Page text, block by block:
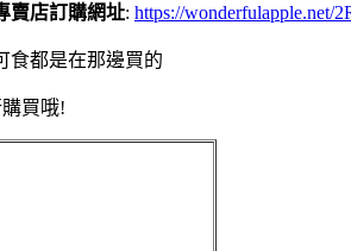
賣店訂購網址: https://wonderfulapple.net/
食都是在那邊買的
買哦!